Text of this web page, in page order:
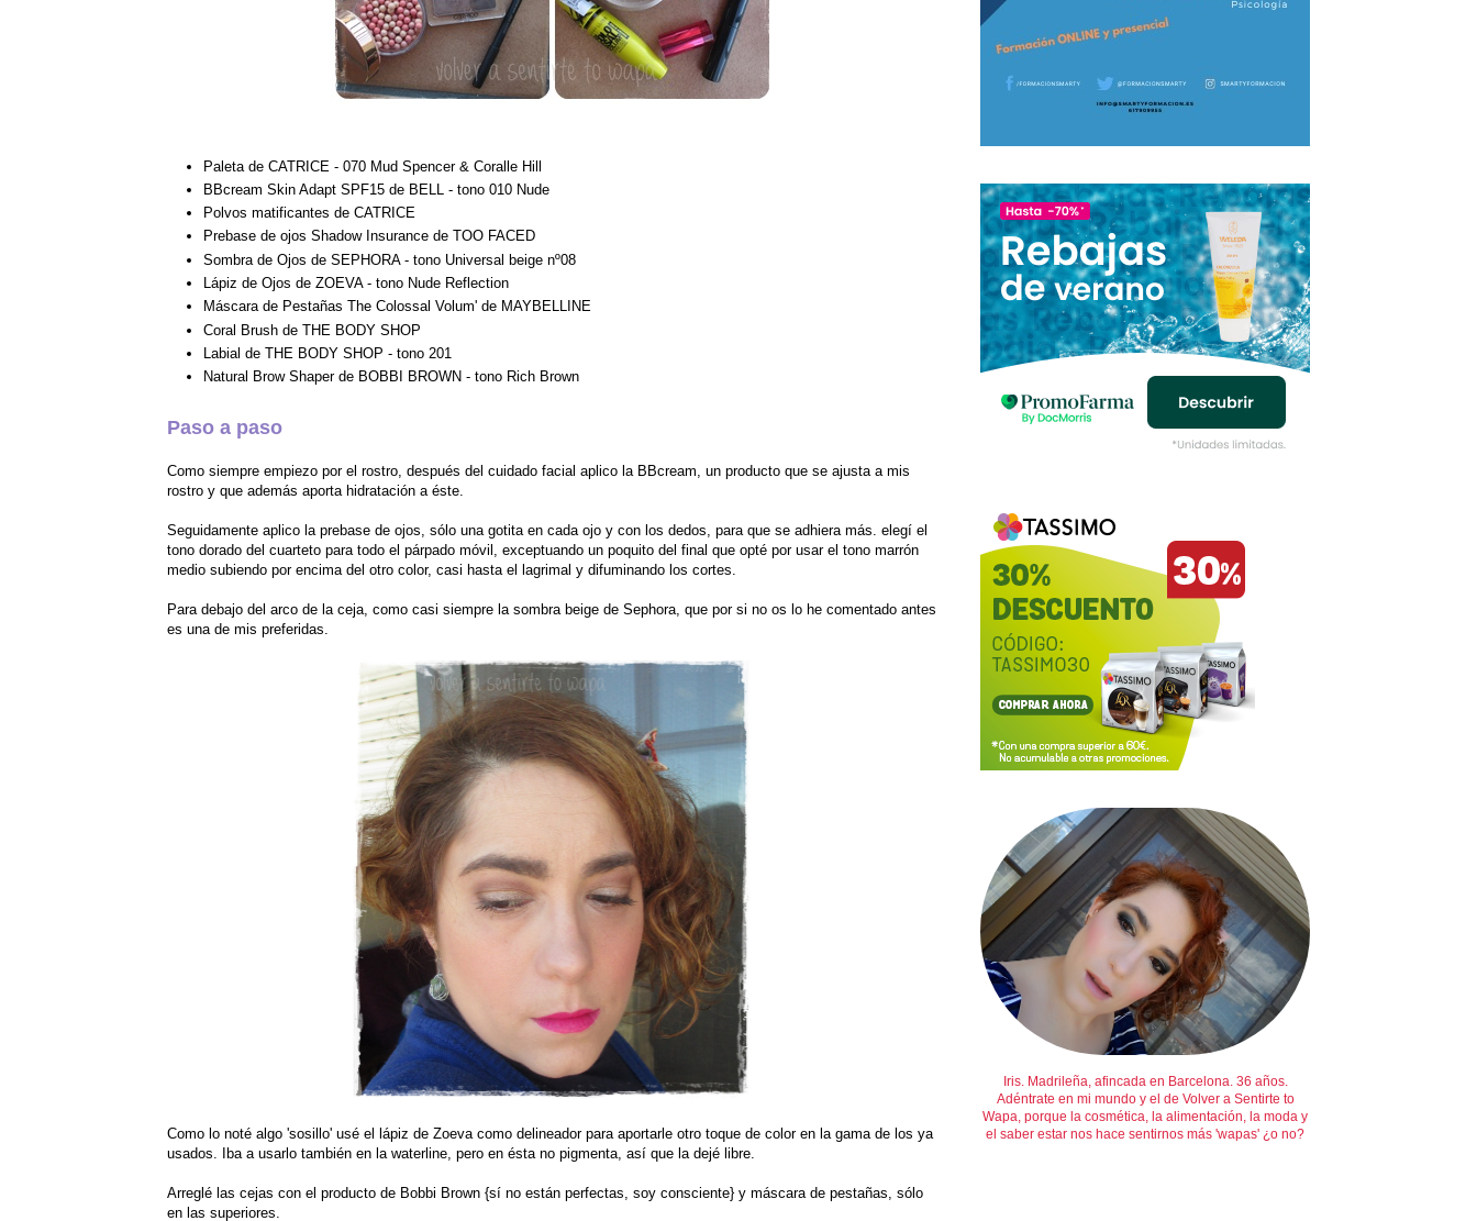
Paleta de CATRICE - 070 Mud Spencer & Coralle Hill
BBcream Skin Adapt SPF15 de BELL - tono 010 Nude
Polvos matificantes de CATRICE
Prebase de ojos Shadow Insurance de TOO FACED
Sombra de Ojos de SEPHORA - tono Universal beige nº08
Lápiz de Ojos de ZOEVA - tono Nude Reflection
Máscara de Pestañas The Colossal Volum' de MAYBELLINE
Coral Brush de THE BODY SHOP
Labial de THE BODY SHOP - tono 201
Natural Brow Shaper de BOBBI BROWN - tono Rich Brown
Paso a paso
Como siempre empiezo por el rostro, después del cuidado facial aplico la BBcream, un producto que se ajusta a mis
rostro y que además aporta hidratación a éste.
Seguidamente aplico la prebase de ojos, sólo una gotita en cada ojo y con los dedos, para que se adhiera más. elegí el
tono dorado del cuarteto para todo el párpado móvil, exceptuando un poquito del final que opté por usar el tono marrón
medio subiendo por encima del otro color, casi hasta el lagrimal y difuminando los cortes.
Para debajo del arco de la ceja, como casi siempre la sombra beige de Sephora, que por si no os lo he comentado antes
es una de mis preferidas.
Como lo noté algo 'sosillo' usé el lápiz de Zoeva como delineador para aportarle otro toque de color en la gama de los ya
usados. Iba a usarlo también en la waterline, pero en ésta no pigmenta, así que la dejé libre.
Arreglé las cejas con el producto de Bobbi Brown {sí no están perfectas, soy consciente} y máscara de pestañas, sólo
en las superiores.
Iris. Madrileña, afincada en Barcelona. 36 años.
Adéntrate en mi mundo y el de Volver a Sentirte to
Wapa, porque la cosmética, la alimentación, la moda y
el saber estar nos hace sentirnos más 'wapas' ¿o no?